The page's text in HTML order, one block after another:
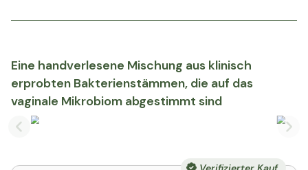
Eine handverlesene Mischung aus klinisch
erprobten Bakterienstämmen, die auf das
vaginale Mikrobiom abgestimmt sind
Previous slide